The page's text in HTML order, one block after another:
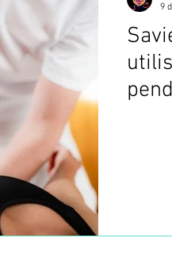
FORMATION
FORMATION TAPING
WEBINAIRES
ACUPUNCTURE
9